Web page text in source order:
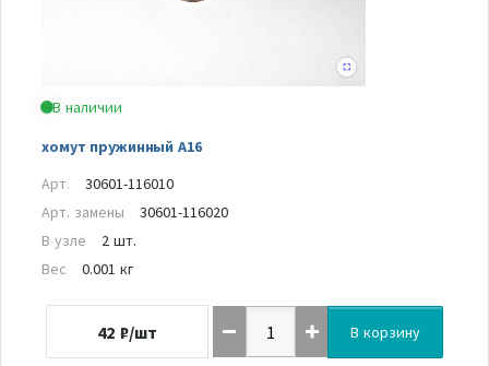
В наличии
хомут пружинный А16
Арт.
30601-116010
Арт. замены
30601-116020
В узле
2 шт.
Вес
0.001 кг
42 ₽/шт В корзину